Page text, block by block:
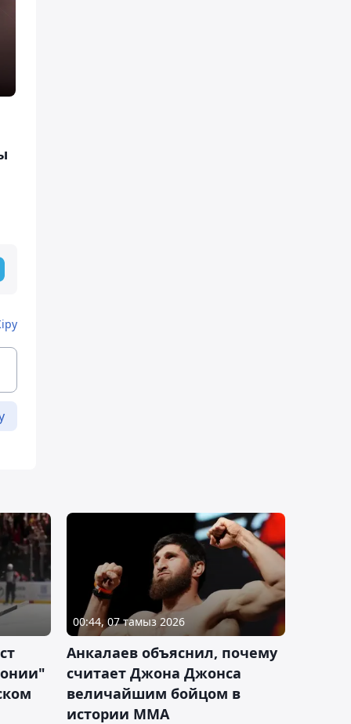
00:44, 07 тамыз 2026
Анкалаев объяснил, почему
считает Джона Джонса
величайшим бойцом в
истории ММА